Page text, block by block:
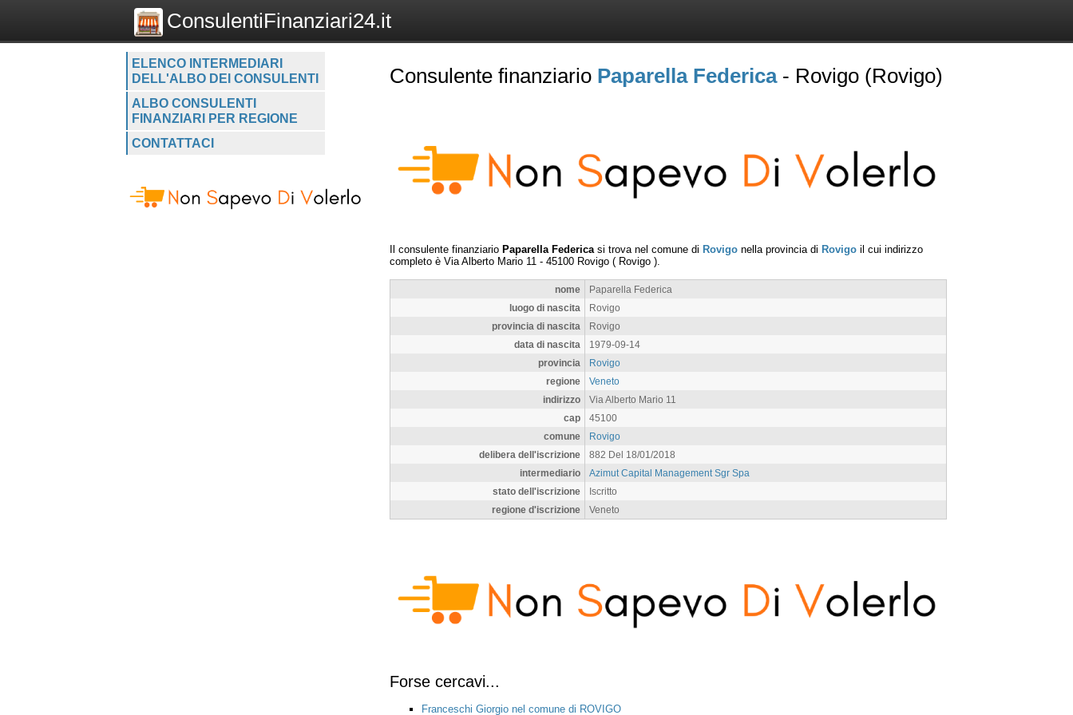
ConsulentiFinanziari24.it
ELENCO INTERMEDIARI
DELL'ALBO DEI CONSULENTI
ALBO CONSULENTI
FINANZIARI PER REGIONE
CONTATTACI
Consulente finanziario Paparella Federica- Rovigo (Rovigo)
Il consulente finanziario Paparella Federica si trova nel comune di Rovigo nella provincia di Rovigo il cui indirizzo
completo è Via Alberto Mario 11 - 45100 Rovigo ( Rovigo ).
nome
Paparella Federica
luogo di nascita
Rovigo
provincia di nascita
Rovigo
data di nascita
1979-09-14
provincia
Rovigo
regione
Veneto
indirizzo
Via Alberto Mario 11
cap
45100
comune
Rovigo
delibera dell'iscrizione
882 Del 18/01/2018
intermediario
Azimut Capital Management Sgr Spa
stato dell'iscrizione
Iscritto
regione d'iscrizione
Veneto
Forse cercavi...
Franceschi Giorgio nel comune di ROVIGO